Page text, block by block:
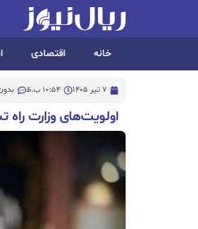
خانه اقتصادی
7 تیر 1405 10:54 ب.ظ
اولویت‌های وزارت